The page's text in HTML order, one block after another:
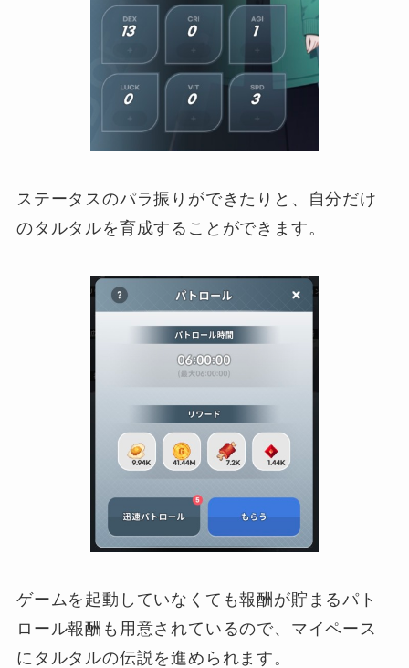
ステータスのパラ振りができたりと、自分だけ
のタルタルを育成することができます。
ゲームを起動していなくても報酬が貯まるパト
ロール報酬も用意されているので、マイペース
にタルタルの伝説を進められます。